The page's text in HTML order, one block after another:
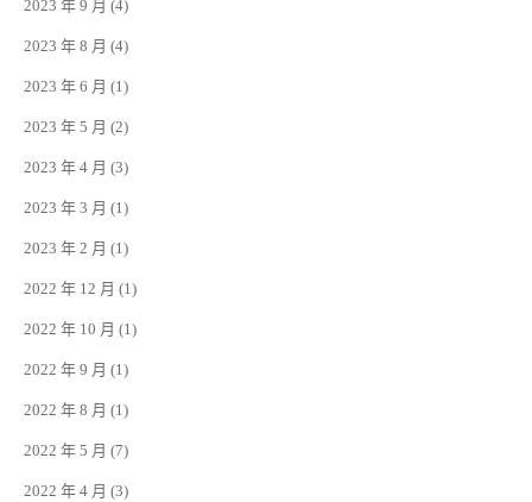
2023 年 9 月 (4)
2023 年 8 月 (4)
2023 年 6 月 (1)
2023 年 5 月 (2)
2023 年 4 月 (3)
2023 年 3 月 (1)
2023 年 2 月 (1)
2022 年 12 月 (1)
2022 年 10 月 (1)
2022 年 9 月 (1)
2022 年 8 月 (1)
2022 年 5 月 (7)
2022 年 4 月 (3)